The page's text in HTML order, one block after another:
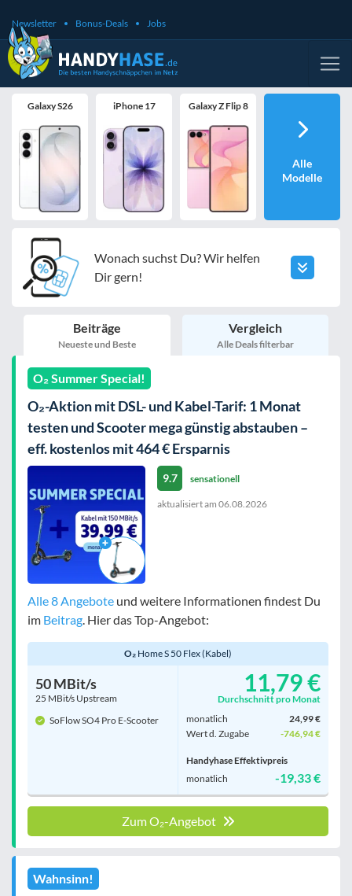
Newsletter Bonus-Deals Jobs
Galaxy S26 iPhone 17 Galaxy Z Flip 8
Alle
Modelle
Wonach suchst Du? Wir helfen
Dir gern!
Beiträge
Neueste und Beste
Vergleich
Alle Deals filterbar
O₂ Summer Special!
O₂-Aktion mit DSL- und Kabel-Tarif: 1 Monat
testen und Scooter mega günstig abstauben –
eff. kostenlos mit 464 € Ersparnis
9.7 sensationell
aktualisiert am 06.08.2026
Alle 8 Angebote und weitere Informationen findest Du
im Beitrag . Hier das Top-Angebot:
O₂ Home S 50 Flex (Kabel)
50 MBit/s
25 MBit/s Upstream
SoFlow SO4 Pro E-Scooter
11,79 €
Durchschnitt pro Monat
monatlich
24,99 €
Wert d. Zugabe
-746,94 €
Handyhase Effektivpreis
monatlich
-19,33 €
Zum O₂-Angebot
Wahnsinn!